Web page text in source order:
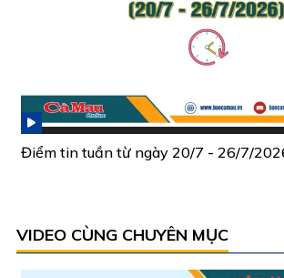
Điểm tin tuần từ ngày 20/7 - 26/7/
VIDEO CÙNG CHUYÊN MỤC